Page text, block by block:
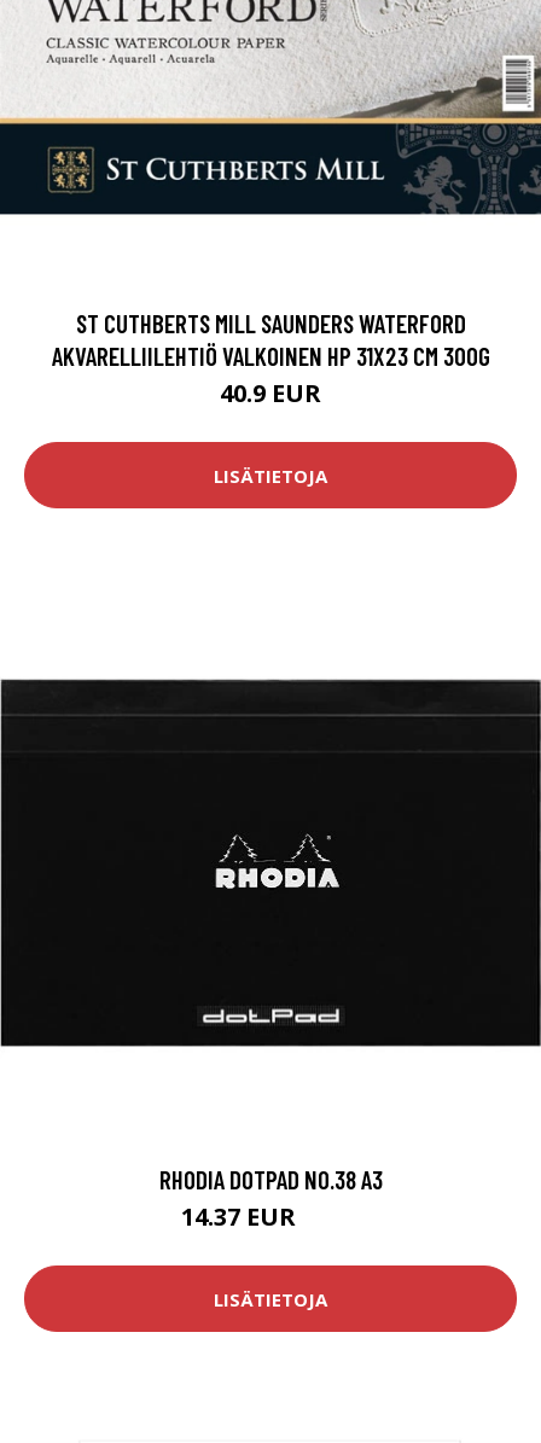
ST CUTHBERTS MILL SAUNDERS WATERFORD
AKVARELLIILEHTIÖ VALKOINEN HP 31X23 CM 300G
40.9 EUR
LISÄTIETOJA
RHODIA DOTPAD NO.38 A3
14.37 EUR
LISÄTIETOJA